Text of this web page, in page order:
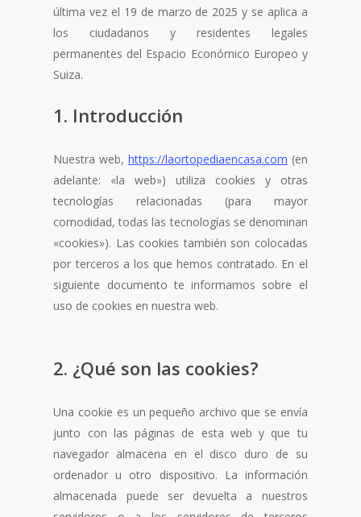
última vez el 19 de marzo de 2025 y se aplica a
los ciudadanos y residentes legales
permanentes del Espacio Económico Europeo y
Suiza.
1. Introducción
Nuestra web, https://laortopediaencasa.com (en
adelante: «la web») utiliza cookies y otras
tecnologías relacionadas (para mayor
comodidad, todas las tecnologías se denominan
«cookies»). Las cookies también son colocadas
por terceros a los que hemos contratado. En el
siguiente documento te informamos sobre el
uso de cookies en nuestra web.
2. ¿Qué son las cookies?
Una cookie es un pequeño archivo que se envía
junto con las páginas de esta web y que tu
navegador almacena en el disco duro de su
ordenador u otro dispositivo. La información
almacenada puede ser devuelta a nuestros